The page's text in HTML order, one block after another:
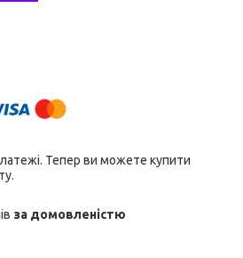
Тепер ви можете купити
за домовленістю